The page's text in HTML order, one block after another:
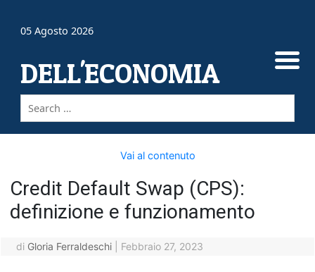
05 Agosto 2026
DELL'ECONOMIA
Vai al contenuto
Credit Default Swap (CPS):
definizione e funzionamento
di Gloria Ferraldeschi Febbraio 27, 2023